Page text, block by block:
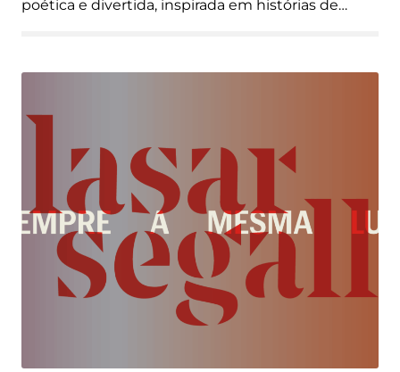
poética e divertida, inspirada em histórias de…